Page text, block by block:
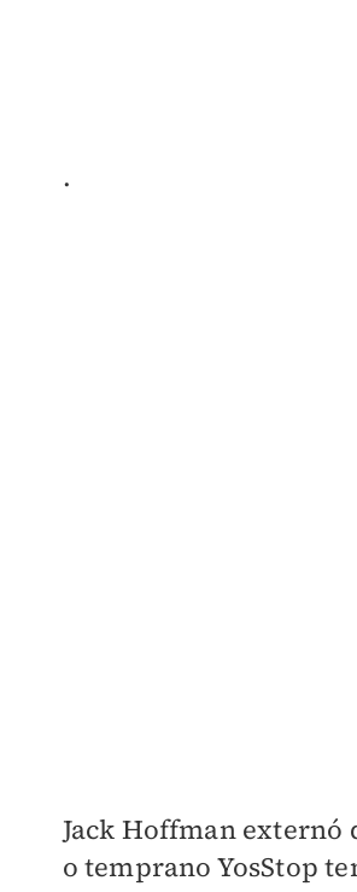
.
Jack Hoffman externó
o temprano YosStop